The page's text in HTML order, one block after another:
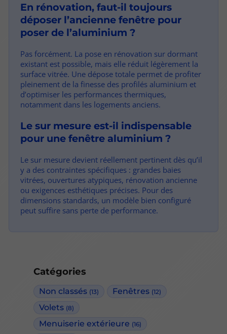
Catégories
Non classés (13) Fenêtres (12)
Volets (8)
Menuiserie extérieure (16)
En rénovation, faut-il toujours
déposer l’ancienne fenêtre pour
poser de l’aluminium ?
Pas forcément. La pose en rénovation sur dormant
existant est possible, mais elle réduit légèrement la
surface vitrée. Une dépose totale permet de profiter
pleinement de la finesse des profilés aluminium et
d’optimiser les performances thermiques,
notamment dans les logements anciens.
Le sur mesure est-il indispensable
pour une fenêtre aluminium ?
Le sur mesure devient réellement pertinent dès qu’il
y a des contraintes spécifiques : grandes baies
vitrées, ouvertures atypiques, rénovation ancienne
ou exigences esthétiques précises. Pour des
dimensions standards, un modèle bien configuré
peut suffire sans perte de performance.